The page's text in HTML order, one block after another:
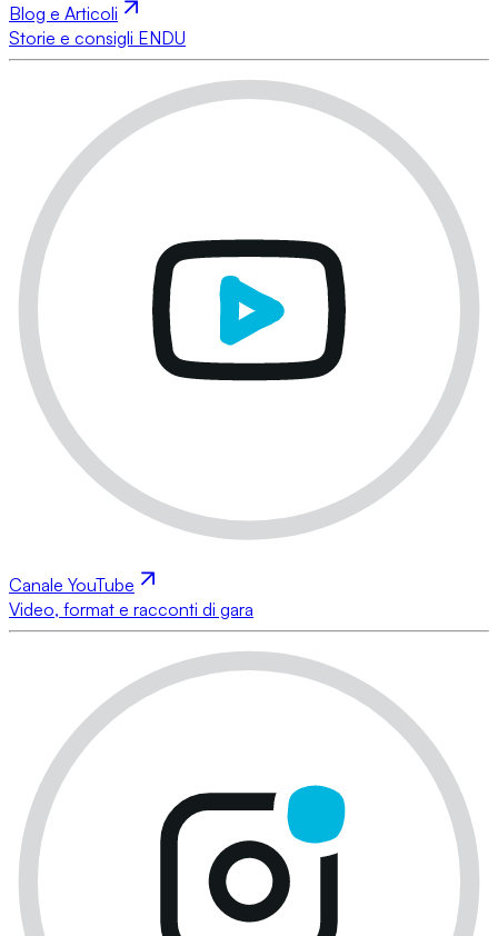
Blog e Articoli
Storie e consigli ENDU
Canale YouTube
Video, format e racconti di gara